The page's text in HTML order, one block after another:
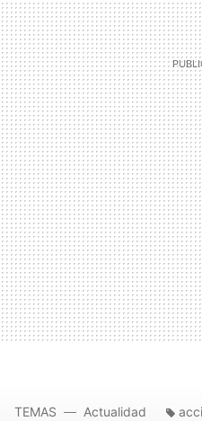
TEMAS Actualidad